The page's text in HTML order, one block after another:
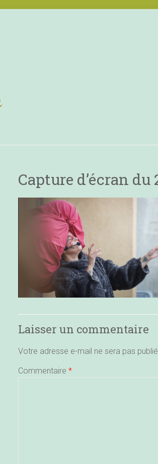
Capture d’écran du
Laisser un commentaire
Votre adresse e-mail ne sera pas
Commentaire *